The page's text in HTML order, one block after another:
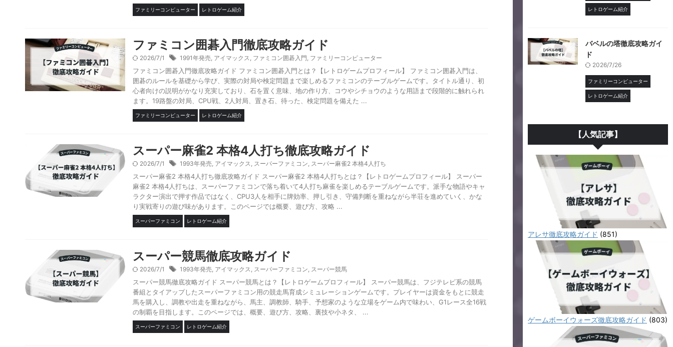
ファミリーコンピューター レトロゲーム紹介
ファミコン囲碁入門徹底攻略ガイド
2026/7/1 1991年発売, アイマックス, ファミコン囲碁入門, ファミリーコンピューター
ファミコン囲碁入門徹底攻略ガイド ファミコン囲碁入門とは？【レトロゲームプロフィール】 ファミコン囲碁入門は、
囲碁のルールを基礎から学び、実際の対局や検定問題まで楽しめるファミコンのテーブルゲームです。タイトル通り、初
心者向けの説明がかなり充実しており、石を置く意味、地の作り方、コウやシチョウのような用語まで段階的に触れられ
ます。19路盤の対局、CPU戦、2人対局、置き石、待った、検定問題を備えた ...
ファミリーコンピューター レトロゲーム紹介
スーパー麻雀2 本格4人打ち徹底攻略ガイド
2026/7/1 1993年発売, アイマックス, スーパーファミコン, スーパー麻雀2 本格4人打ち
スーパー麻雀2 本格4人打ち徹底攻略ガイド スーパー麻雀2 本格4人打ちとは？【レトロゲームプロフィール】 スーパー
麻雀2 本格4人打ちは、スーパーファミコンで落ち着いて4人打ち麻雀を楽しめるテーブルゲームです。派手な物語やキャ
ラクター演出で押す作品ではなく、CPU3人を相手に牌効率、押し引き、守備判断を重ねながら半荘を進めていく、かな
り実戦寄りの遊び味があります。このページでは概要、遊び方、攻略 ...
スーパーファミコン レトロゲーム紹介
スーパー競馬徹底攻略ガイド
2026/7/1 1993年発売, アイマックス, スーパーファミコン, スーパー競馬
スーパー競馬徹底攻略ガイド スーパー競馬とは？【レトロゲームプロフィール】 スーパー競馬は、フジテレビ系の競馬
番組とタイアップしたスーパーファミコン用の競走馬育成シミュレーションゲームです。プレイヤーは資金をもとに競走
馬を購入し、調教や出走を重ねながら、馬主、調教師、騎手、予想家のような立場をゲーム内で味わい、G1レース全16戦
の制覇を目指します。このページでは、概要、遊び方、攻略、裏技や小ネタ、 ...
スーパーファミコン レトロゲーム紹介
レトロゲーム紹介
バベルの塔徹底攻略ガイ
ド
2026/7/26
ファミリーコンピューター
レトロゲーム紹介
【人気記事】
アレサ徹底攻略ガイド (851)
ゲームボーイウォーズ徹底攻略ガイド (803)